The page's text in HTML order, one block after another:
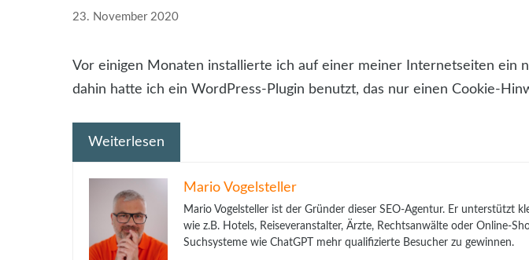
23. November 2020
Vor einigen Monaten installierte ich auf einer meiner Internetseiten ein
dahin hatte ich ein WordPress-Plugin benutzt, das nur einen Cookie-
Weiterlesen
Mario Vogelsteller
Mario Vogelsteller ist der Gründer dieser SEO-Agentur. Er unterstützt
wie z.B. Hotels, Reiseveranstalter, Ärzte, Rechtsanwälte oder Online-
Suchsysteme wie ChatGPT mehr qualifizierte Besucher zu gewinnen.